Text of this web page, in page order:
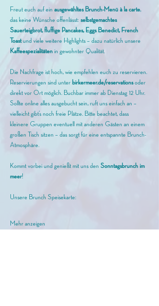
Freut euch auf ein ausgewähltes Brunch-Menü à la carte,
das keine Wünsche offenlässt: selbstgemachtes
Sauerteigbrot, fluffige Pancakes, Eggs Benedict, French
Toast und viele weitere Highlights – dazu natürlich unsere
Kaffeespezialitäten in gewohnter Qualität.
Die Nachfrage ist hoch, wie empfehlen euch zu reservieren.
Reservierungen sind unter birkermeer.de/reservations oder
direkt vor Ort möglich. Buchbar immer ab Dienstag 12 Uhr.
Sollte online alles ausgebucht sein, ruft uns einfach an –
vielleicht gibt’s noch freie Plätze. Bitte beachtet, dass
kleinere Gruppen eventuell mit anderen Gästen an einem
großen Tisch sitzen – das sorgt für eine entspannte Brunch-
Atmosphäre.
Kommt vorbei und genießt mit uns den Sonntagsbrunch im
meer!
Unsere Brunch Speisekarte:
Mehr anzeigen